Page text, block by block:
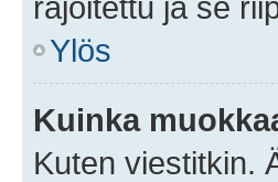
Ylös
Kuinka
Kuten viestitkin.